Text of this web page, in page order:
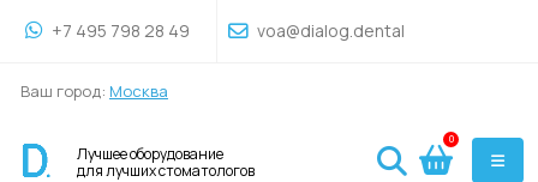
+7 495 798 28 49 voa@dialog.dental
Ваш город: Москва
Лучшее оборудование
для лучших стоматологов
0